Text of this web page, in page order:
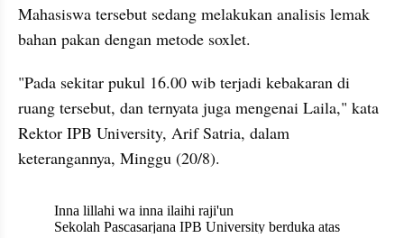
Mahasiswa tersebut sedang melakukan analisis lemak
bahan pakan dengan metode soxlet.
"Pada sekitar pukul 16.00 wib terjadi kebakaran di
ruang tersebut, dan ternyata juga mengenai Laila," kata
Rektor IPB University, Arif Satria, dalam
keterangannya, Minggu (20/8).
X post embed